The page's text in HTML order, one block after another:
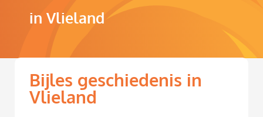
in Vlieland
Bijles geschiedenis in
Vlieland